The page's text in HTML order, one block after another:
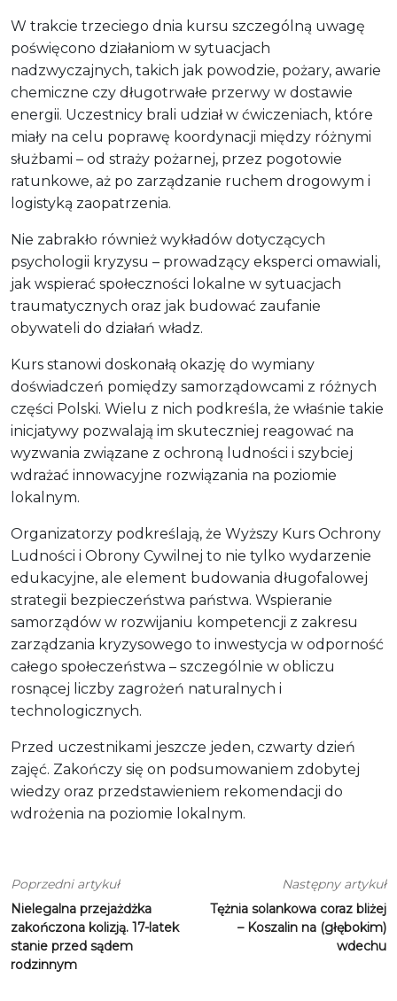
W trakcie trzeciego dnia kursu szczególną uwagę
poświęcono działaniom w sytuacjach
nadzwyczajnych, takich jak powodzie, pożary, awarie
chemiczne czy długotrwałe przerwy w dostawie
energii. Uczestnicy brali udział w ćwiczeniach, które
miały na celu poprawę koordynacji między różnymi
służbami – od straży pożarnej, przez pogotowie
ratunkowe, aż po zarządzanie ruchem drogowym i
logistyką zaopatrzenia.
Nie zabrakło również wykładów dotyczących
psychologii kryzysu – prowadzący eksperci omawiali,
jak wspierać społeczności lokalne w sytuacjach
traumatycznych oraz jak budować zaufanie
obywateli do działań władz.
Kurs stanowi doskonałą okazję do wymiany
doświadczeń pomiędzy samorządowcami z różnych
części Polski. Wielu z nich podkreśla, że właśnie takie
inicjatywy pozwalają im skuteczniej reagować na
wyzwania związane z ochroną ludności i szybciej
wdrażać innowacyjne rozwiązania na poziomie
lokalnym.
Organizatorzy podkreślają, że Wyższy Kurs Ochrony
Ludności i Obrony Cywilnej to nie tylko wydarzenie
edukacyjne, ale element budowania długofalowej
strategii bezpieczeństwa państwa. Wspieranie
samorządów w rozwijaniu kompetencji z zakresu
zarządzania kryzysowego to inwestycja w odporność
całego społeczeństwa – szczególnie w obliczu
rosnącej liczby zagrożeń naturalnych i
technologicznych.
Przed uczestnikami jeszcze jeden, czwarty dzień
zajęć. Zakończy się on podsumowaniem zdobytej
wiedzy oraz przedstawieniem rekomendacji do
wdrożenia na poziomie lokalnym.
Poprzedni artykuł
Nielegalna przejażdżka
zakończona kolizją. 17-latek
stanie przed sądem
rodzinnym
Następny artykuł
Tężnia solankowa coraz bliżej
– Koszalin na (głębokim)
wdechu